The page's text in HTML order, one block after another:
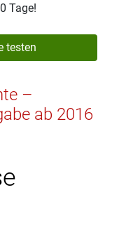
Tage!
testen
–
ab 2016